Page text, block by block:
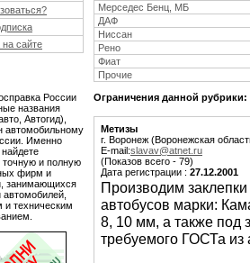
сайте
России
названия
Автогид),
автомобильному
Именно
точную и полную
фирм и
занимающихся
и техническим
Мерседес Бенц, МБ
ДАФ
Ниссан
Рено
Фиат
Прочие
Ограничения данной рубрики:
Метизы
г. Воронеж (Воронежская
E-mail:slavav@atnet.ru
(Показов всего - 79)
Дата регистрации : 27.12.2001
Производим
автобусов марки:
8, 10 мм, а также под
требуемого ГОСТа